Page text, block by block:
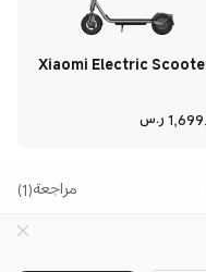
Xiaomi Electric
ر.س
مراجعة(1)